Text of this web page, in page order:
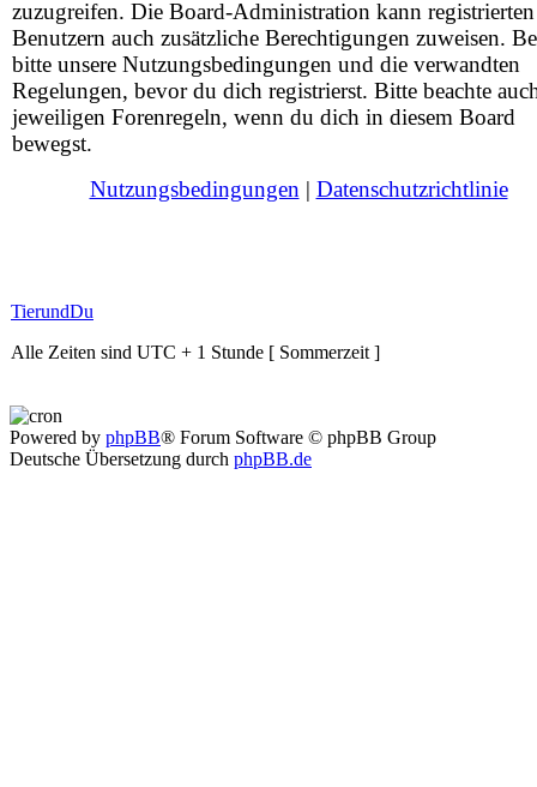
zuzugreifen. Die Board-Administration kann registrierten
Benutzern auch zusätzliche Berechtigungen zuweisen.
bitte unsere Nutzungsbedingungen und die verwandten
Regelungen, bevor du dich registrierst. Bitte beachte
jeweiligen Forenregeln, wenn du dich in diesem Board
bewegst.
Nutzungsbedingungen | Datenschutzrichtlinie
TierundDu
Alle Zeiten sind UTC + 1 Stunde [ Sommerzeit ]
Powered by phpBB® Forum Software © phpBB Group
Deutsche Übersetzung durch phpBB.de